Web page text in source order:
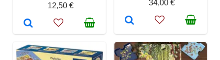
12,50 €
34,00 €